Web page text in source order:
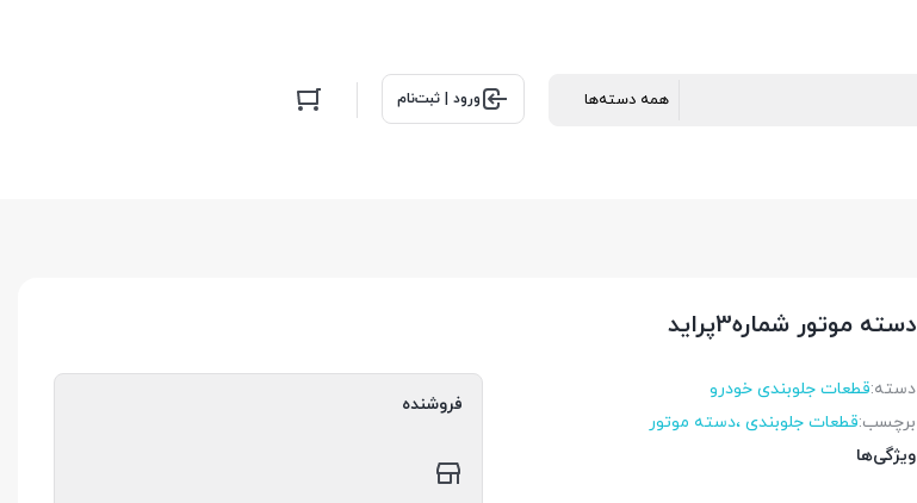
ورود | ثبت‌نام
دسته موتور شماره3پرايد
دسته:قطعات جلوبندی خودرو
برچسب:قطعات جلوبندی ،دسته موتور
ویژگی‌ها
فروشنده